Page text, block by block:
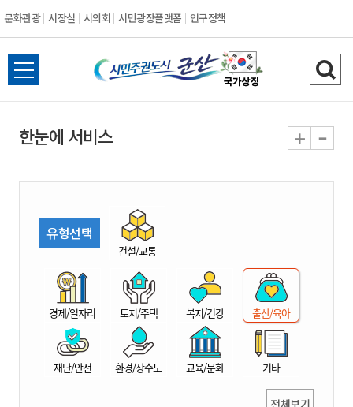
문화관광 시장실 시의회 시민광장플랫폼 인구정책
시
민
권
시
산
전
체
뉴
열
검
색
기
한눈에 서비스 + -
유형선택
건설/교통
경제/일자리 토지/주택 복지/건강 출산/육아
재난/안전 환경/상수도 교육/문화 기타
전체보기